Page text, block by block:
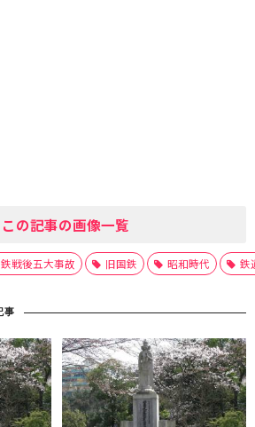
この記事の画像一覧
戦後五大事故 旧国鉄 昭和時代 鉄
事